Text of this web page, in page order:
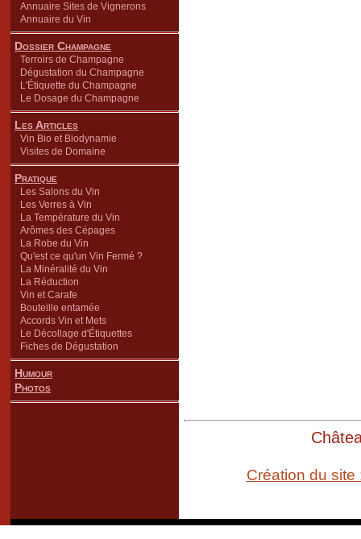
Annuaire Sites de Vignerons
Annuaire du Vin
Dossier Champagne
Terroirs de Champagne
Dégustation du Champagne
L'Étiquette du Champagne
Le Dosage du Champagne
Les Articles
Vin Bio et Biodynamie
Visites de Domaine
Pratique
Les Salons du Vin
Les Verres à Vin
La Température du Vin
Arômes des Cépages
La Robe du Vin
Qu'est ce qu'un Vin Fermé ?
La Minéralité du Vin
La Réduction
Vin et Carafe
Bouteille entamée
Accords Vin et Mets
Le Décollage d'Étiquettes
Fiches de Dégustation
Humour
Photos
Création du site